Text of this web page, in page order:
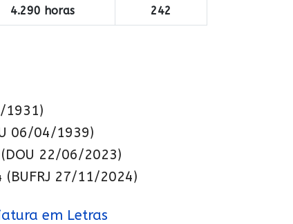
4.290 horas 242
1931)
06/04/1939)
22/06/2023)
27/11/2024)
em Letras